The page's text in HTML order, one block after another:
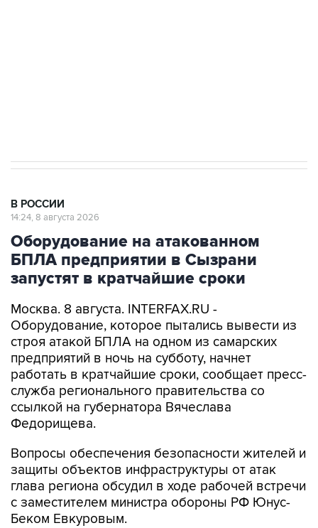
В РОССИИ
14:24, 8 августа 2026
Оборудование на атакованном
БПЛА предприятии в Сызрани
запустят в кратчайшие сроки
Москва. 8 августа. INTERFAX.RU -
Оборудование, которое пытались вывести из
строя атакой БПЛА на одном из самарских
предприятий в ночь на субботу, начнет
работать в кратчайшие сроки, сообщает пресс-
служба регионального правительства со
ссылкой на губернатора Вячеслава
Федорищева.
Вопросы обеспечения безопасности жителей и
защиты объектов инфраструктуры от атак
глава региона обсудил в ходе рабочей встречи
с заместителем министра обороны РФ Юнус-
Беком Евкуровым.